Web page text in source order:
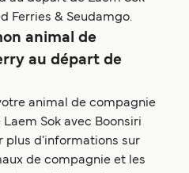
Ferries & Seudamgo.
animal de
au départ de
animal de compagnie
Sok avec Boonsiri
plus d'informations sur
de compagnie et les